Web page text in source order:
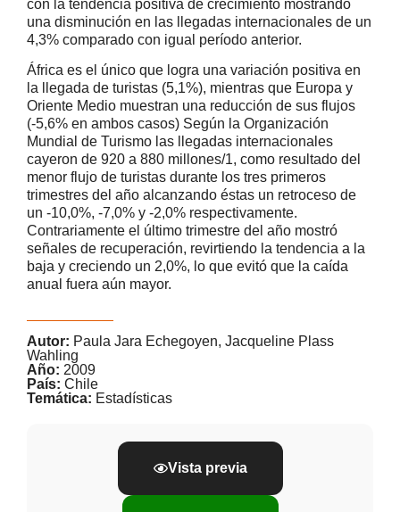
con la tendencia positiva de crecimiento mostrando
una disminución en las llegadas internacionales de un
4,3% comparado con igual período anterior.
África es el único que logra una variación positiva en
la llegada de turistas (5,1%), mientras que Europa y
Oriente Medio muestran una reducción de sus flujos
(-5,6% en ambos casos) Según la Organización
Mundial de Turismo las llegadas internacionales
cayeron de 920 a 880 millones/1, como resultado del
menor flujo de turistas durante los tres primeros
trimestres del año alcanzando éstas un retroceso de
un -10,0%, -7,0% y -2,0% respectivamente.
Contrariamente el último trimestre del año mostró
señales de recuperación, revirtiendo la tendencia a la
baja y creciendo un 2,0%, lo que evitó que la caída
anual fuera aún mayor.
Autor: Paula Jara Echegoyen, Jacqueline Plass
Wahling
Año: 2009
País: Chile
Temática: Estadísticas
Vista previa